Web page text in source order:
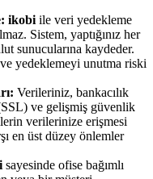
ikobi ile veri yedekleme
Sistem, yaptığınız her
sunucularına kaydeder.
yedeklemeyi unutma riski
Verileriniz, bankacılık
ve gelişmiş güvenlik
verilerinize erişmesi
en üst düzey önlemler
sayesinde ofise bağımlı